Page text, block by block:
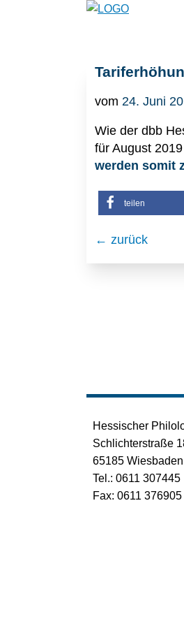
vom 24. Juni
Wie der dbb
für August
werden somit
teilen
← zurück
Hessischer
Schlichterstraße
65185 Wiesbaden
Tel.: 0611 307445
Fax: 0611 376905